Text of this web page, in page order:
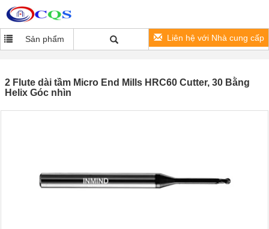
Sản phẩm Liên hệ với Nhà cung cấp
2 Flute dài tầm Micro End Mills HRC60 Cutter, 30 Bằng
Helix Góc nhìn